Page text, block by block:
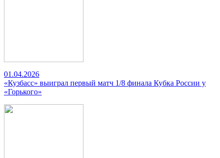
01.04.2026
«Кузбасс» выиграл первый матч 1/8 финала Кубка России у
«Горького»